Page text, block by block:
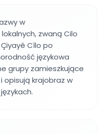
w
zwaną Cilo
Cîlo po
językowa
grupy zamieszkujące
opisują krajobraz w